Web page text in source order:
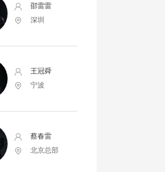
邵雷雷
深圳
王冠舜
宁波
蔡春雷
北京总部